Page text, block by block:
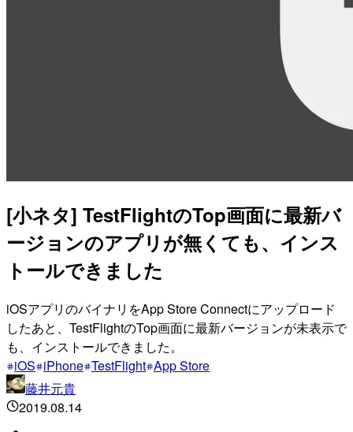
[小ネタ] TestFlightのTop画面に最新バ
ージョンのアプリが無くても、インス
トールできました
iOSアプリのバイナリをApp Store Connectにアップロード
したあと、TestFlightのTop画面に最新バージョンが未表示で
も、インストールできました。
iOS iPhone TestFlight App Store
藤井元貴
2019.08.14